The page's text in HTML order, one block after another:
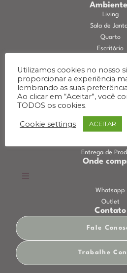
Living
Sala de
Quarto
Escritório
Termo de Ciência
Termos e
Entrega de
Onde
Whatsapp
Outlet
Contato
Fale
Trabalhe
Utilizamos cookies no nosso
proporcionar a experiência
lembrando as suas
Ao clicar em “Aceitar”, você
TODOS os cookies.
Cookie settings ACEITAR